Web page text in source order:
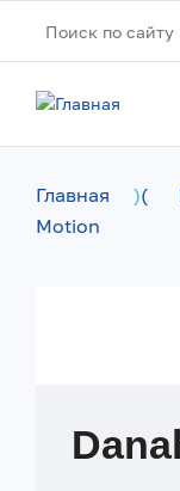
Главная )(
Motion